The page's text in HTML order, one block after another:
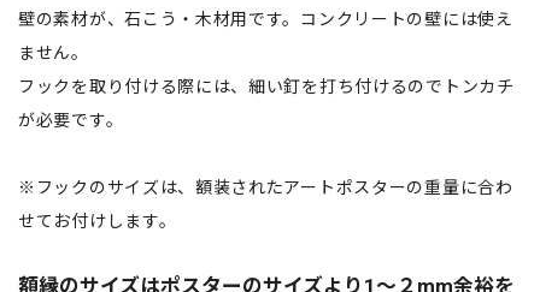
壁の素材が、石こう・木材用です。コンクリートの壁には使え
ません。
フックを取り付ける際には、細い釘を打ち付けるのでトンカチ
が必要です。
※フックのサイズは、額装されたアートポスターの重量に合わ
せてお付けします。
額縁のサイズはポスターのサイズより1〜２mm余裕を